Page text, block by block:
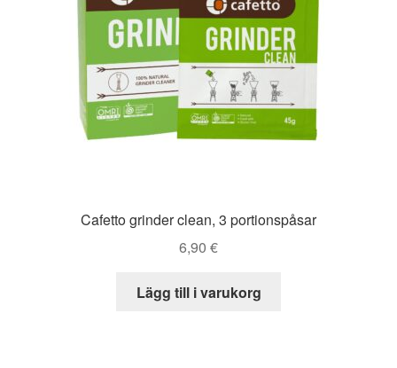
Cafetto grinder clean, 3 portionspåsar
6,90 €
Lägg till i varukorg